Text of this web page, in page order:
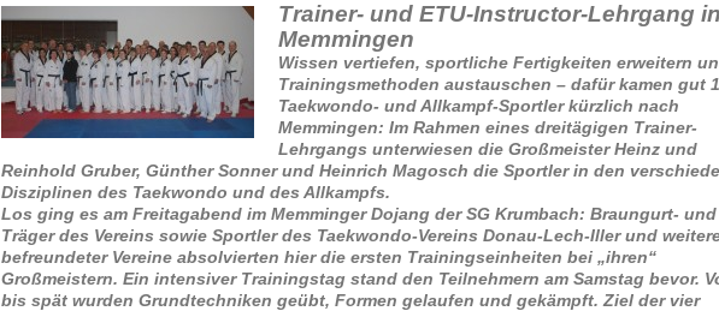
Trainer- und ETU-Instructor-Lehrgang in
Memmingen
Wissen vertiefen, sportliche Fertigkeiten erweitern
Trainingsmethoden austauschen – dafür kamen gut
Taekwondo- und Allkampf-Sportler kürzlich nach
Memmingen: Im Rahmen eines dreitägigen Trainer-
Lehrgangs unterwiesen die Großmeister Heinz und
Reinhold Gruber, Günther Sonner und Heinrich Magosch die Sportler in den
Disziplinen des Taekwondo und des Allkampfs.
Los ging es am Freitagabend im Memminger Dojang der SG Krumbach: Braungurt- und
Träger des Vereins sowie Sportler des Taekwondo-Vereins Donau-Lech-Iller und
befreundeter Vereine absolvierten hier die ersten Trainingseinheiten bei „ihren“
Großmeistern. Ein intensiver Trainingstag stand den Teilnehmern am Samstag bevor.
bis spät wurden Grundtechniken geübt, Formen gelaufen und gekämpft. Ziel der vier